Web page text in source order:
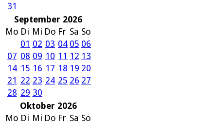
31
September 2026
Mo Di Mi Do Fr Sa So
01 02 03 04 05 06
07 08 09 10 11 12 13
14 15 16 17 18 19 20
21 22 23 24 25 26 27
28 29 30
Oktober 2026
Mo Di Mi Do Fr Sa So